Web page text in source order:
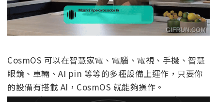
CosmOS 可以在智慧家電、電腦、電視、手機、智慧
眼鏡、車輛、AI pin 等等的多種設備上運作，只要你
的設備有搭載 AI，CosmOS 就能夠操作。